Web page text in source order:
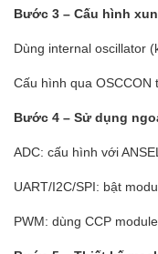
Bước 3 – Cấu hình
Dùng internal oscillator
Cấu hình qua OSCCON
Bước 4 – Sử dụng
ADC: cấu hình với ANSEL
UART/I2C/SPI: bật
PWM: dùng CCP module